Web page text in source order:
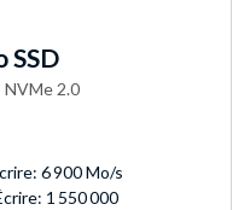
SSD
NVMe 2.0
6 900 Mo/s
1 550 000